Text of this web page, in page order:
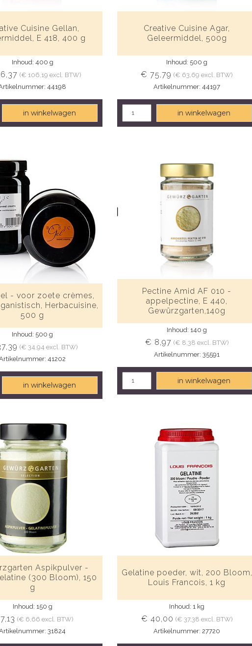
Cuisine Gellan,
E 418, 400 g
Inhoud: 400 g
(€ 106,19 excl. BTW)
44198
in winkelwagen
Creative Cuisine Agar,
Geleermiddel, 500g
Inhoud: 500 g
€ 75,79 (€ 63,69 excl. BTW)
Artikelnummer: 44197
in winkelwagen
- voor zoete crèmes,
Herbacuisine,
500 g
Inhoud: 500 g
(€ 34,94 excl. BTW)
41202
in winkelwagen
Pectine Amid AF 010 -
appelpectine, E 440,
Gewürzgarten,140g
Inhoud: 140 g
€ 8,97 (€ 8,38 excl. BTW)
Artikelnummer: 35591
in winkelwagen
Aspikpulver -
(300 Bloom), 150
g
Inhoud: 150 g
(€ 6,66 excl. BTW)
31824
Gelatine poeder, wit, 200 Bloom,
Louis Francois, 1 kg
Inhoud: 1 kg
€ 40,00 (€ 37,38 excl. BTW)
Artikelnummer: 27720